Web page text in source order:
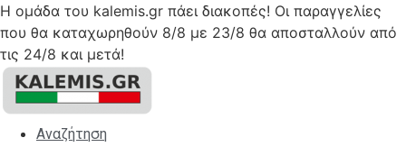
Η ομάδα του kalemis.gr πάει διακοπές! Οι παραγγελίες
που θα καταχωρηθούν 8/8 με 23/8 θα αποσταλλούν από
τις 24/8 και μετά!
Skip
content
Αναζήτηση